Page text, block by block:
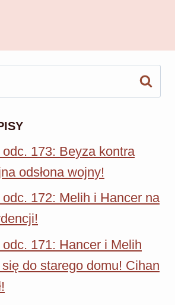
odc. 173: Beyza kontra
odsłona wojny!
odc. 172: Melih i Hancer na
odc. 171: Hancer i Melih
do starego domu! Cihan